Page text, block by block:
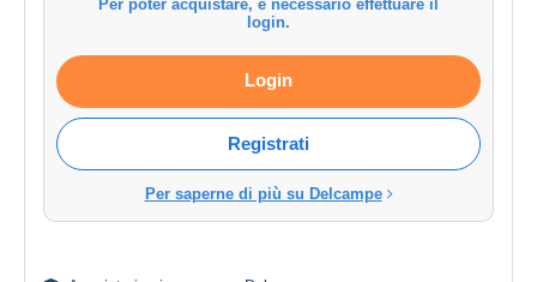
Per poter acquistare, è necessario effettuare il
login.
Login
Registrati
Per saperne di più su Delcampe